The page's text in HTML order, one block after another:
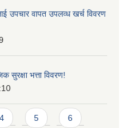
उपचार वापत उपलव्ध खर्च विवरण
भत्ता विवरण!
4 5 6